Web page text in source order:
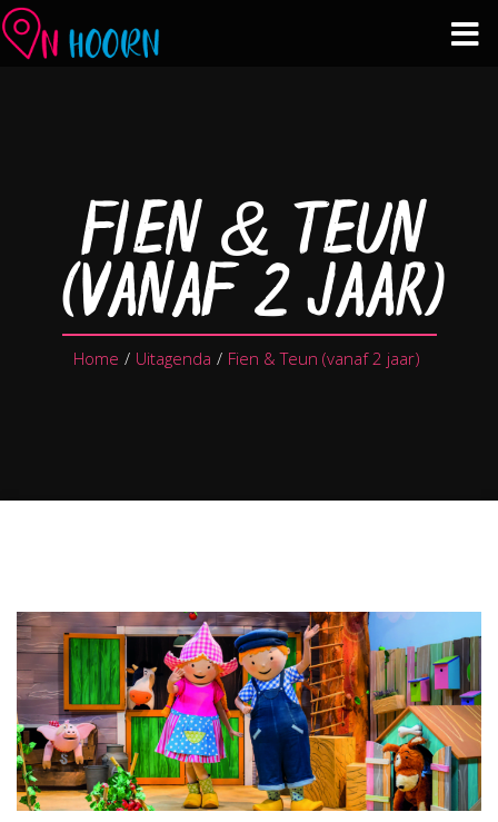
Winkelen & Horeca
Over Hoorn
Plan je bezoek
FIEN & TEUN
(VANAF 2 JAAR)
Home / Uitagenda / Fien & Teun (vanaf 2 jaar)